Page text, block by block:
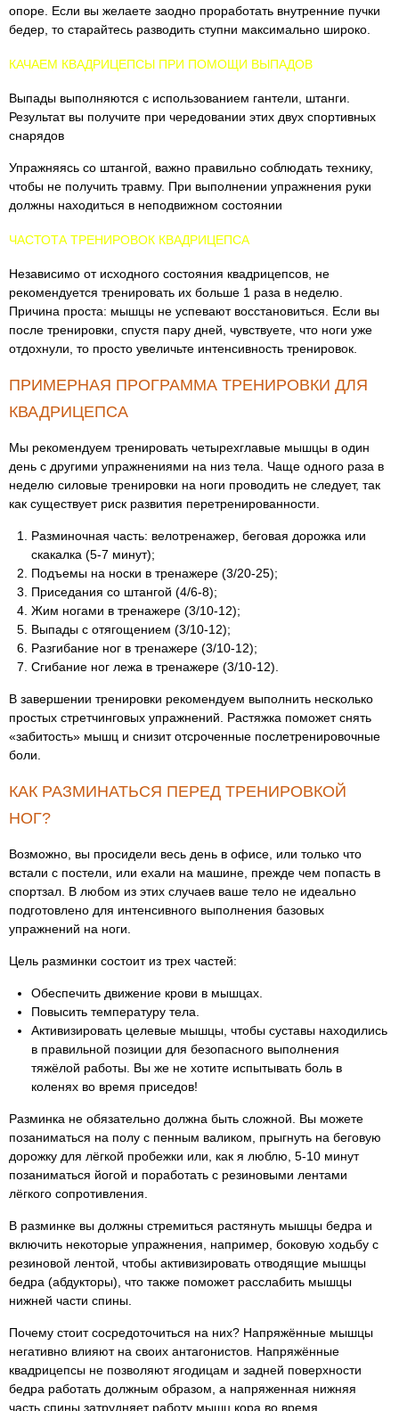
опоре. Если вы желаете заодно проработать внутренние пучки
бедер, то старайтесь разводить ступни максимально широко.
КАЧАЕМ КВАДРИЦЕПСЫ ПРИ ПОМОЩИ ВЫПАДОВ
Выпады выполняются с использованием гантели, штанги.
Результат вы получите при чередовании этих двух спортивных
снарядов
Упражняясь со штангой, важно правильно соблюдать технику,
чтобы не получить травму. При выполнении упражнения руки
должны находиться в неподвижном состоянии
ЧАСТОТА ТРЕНИРОВОК КВАДРИЦЕПСА
Независимо от исходного состояния квадрицепсов, не
рекомендуется тренировать их больше 1 раза в неделю.
Причина проста: мышцы не успевают восстановиться. Если вы
после тренировки, спустя пару дней, чувствуете, что ноги уже
отдохнули, то просто увеличьте интенсивность тренировок.
ПРИМЕРНАЯ ПРОГРАММА ТРЕНИРОВКИ ДЛЯ
КВАДРИЦЕПСА
Мы рекомендуем тренировать четырехглавые мышцы в один
день с другими упражнениями на низ тела. Чаще одного раза в
неделю силовые тренировки на ноги проводить не следует, так
как существует риск развития перетренированности.
Разминочная часть: велотренажер, беговая дорожка или
скакалка (5-7 минут);
Подъемы на носки в тренажере (3/20-25);
Приседания со штангой (4/6-8);
Жим ногами в тренажере (3/10-12);
Выпады с отягощением (3/10-12);
Разгибание ног в тренажере (3/10-12);
Сгибание ног лежа в тренажере (3/10-12).
В завершении тренировки рекомендуем выполнить несколько
простых стретчинговых упражнений. Растяжка поможет снять
«забитость» мышц и снизит отсроченные послетренировочные
боли.
КАК РАЗМИНАТЬСЯ ПЕРЕД ТРЕНИРОВКОЙ
НОГ?
Возможно, вы просидели весь день в офисе, или только что
встали с постели, или ехали на машине, прежде чем попасть в
спортзал. В любом из этих случаев ваше тело не идеально
подготовлено для интенсивного выполнения базовых
упражнений на ноги.
Цель разминки состоит из трех частей:
Обеспечить движение крови в мышцах.
Повысить температуру тела.
Активизировать целевые мышцы, чтобы суставы находились
в правильной позиции для безопасного выполнения
тяжёлой работы. Вы же не хотите испытывать боль в
коленях во время приседов!
Разминка не обязательно должна быть сложной. Вы можете
позаниматься на полу с пенным валиком, прыгнуть на беговую
дорожку для лёгкой пробежки или, как я люблю, 5-10 минут
позаниматься йогой и поработать с резиновыми лентами
лёгкого сопротивления.
В разминке вы должны стремиться растянуть мышцы бедра и
включить некоторые упражнения, например, боковую ходьбу с
резиновой лентой, чтобы активизировать отводящие мышцы
бедра (абдукторы), что также поможет расслабить мышцы
нижней части спины.
Почему стоит сосредоточиться на них? Напряжённые мышцы
негативно влияют на своих антагонистов. Напряжённые
квадрицепсы не позволяют ягодицам и задней поверхности
бедра работать должным образом, а напряженная нижняя
часть спины затрудняет работу мышц кора во время